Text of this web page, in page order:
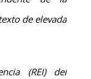
de elevada
(REI) del